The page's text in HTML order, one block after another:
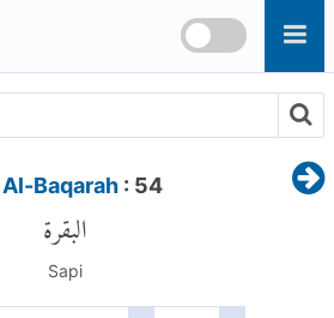
Al-Baqarah : 54
البقرة
Sapi